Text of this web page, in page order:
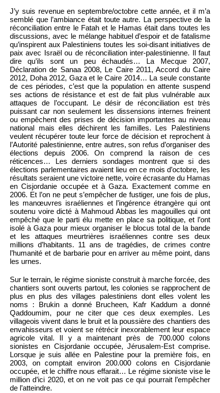
J’y suis revenue en septembre/octobre cette année, et il m’a
semblé que l’ambiance était toute autre. La perspective de la
réconciliation entre le Fatah et le Hamas était dans toutes les
discussions, avec le mélange habituel d’espoir et de fatalisme
qu’inspirent aux Palestiniens toutes les soi-disant initiatives de
paix avec Israël ou de réconciliation inter-palestinienne. Il faut
dire qu’ils sont un peu échaudés… La Mecque 2007,
Déclaration de Sanaa 2008, Le Caire 2011, Accord du Caire
2012, Doha 2012, Gaza et le Caire 2014… La seule constante
de ces périodes, c’est que la population en attente suspend
ses actions de résistance et est de fait plus vulnérable aux
attaques de l’occupant. Le désir de réconciliation est très
puissant car non seulement les dissensions internes freinent
ou empêchent des prises de décision importantes au niveau
national mais elles déchirent les familles. Les Palestiniens
veulent récupérer toute leur force de décision et reprochent à
l’Autorité palestinienne, entre autres, son refus d’organiser des
élections depuis 2006. On comprend la raison de ces
réticences… Les derniers sondages montrent que si des
élections parlementaires avaient lieu en ce mois d’octobre, les
résultats seraient une victoire nette, voire écrasante du Hamas
en Cisjordanie occupée et à Gaza. Exactement comme en
2006. Et l’on ne peut s’empêcher de fustiger, une fois de plus,
les manœuvres israéliennes et l’ingérence étrangère qui ont
soutenu voire dicté à Mahmoud Abbas les magouilles qui ont
empêché que le parti élu mette en place sa politique, et l’ont
isolé à Gaza pour mieux organiser le blocus total de la bande
et les attaques meurtrières israéliennes contre ses deux
millions d’habitants. 11 ans de tragédies, de crimes contre
l’humanité et de barbarie pour en arriver au même point, dans
les urnes.
Sur le terrain, le régime sioniste construit à marche forcée, des
chantiers sont ouverts partout, les colonies se rapprochent de
plus en plus des villages palestiniens dont elles volent les
noms : Brukin a donné Brucheen, Kafr Kaddum a donné
Qaddoumim, pour ne citer que ces deux exemples. Les
villageois vivent dans le bruit et la poussière des chantiers des
envahisseurs et voient se rétrécir inexorablement leur espace
agricole vital. Il y a maintenant près de 700.000 colons
sionistes en Cisjordanie occupée, Jérusalem-Est comprise.
Lorsque je suis allée en Palestine pour la première fois, en
2003, on comptait environ 200.000 colons en Cisjordanie
occupée, et le chiffre nous effarait… Le régime sioniste vise le
million d’ici 2020, et on ne voit pas ce qui pourrait l’empêcher
de l’atteindre.